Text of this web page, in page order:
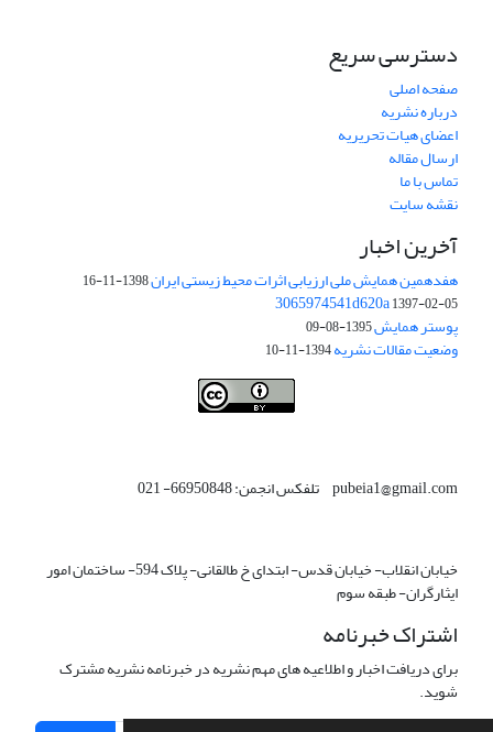
دسترسی سریع
صفحه اصلی
درباره نشریه
اعضای هیات تحریریه
ارسال مقاله
تماس با ما
نقشه سایت
آخرین اخبار
هفدهمین همایش ملی ارزیابی اثرات محیط زیستی ایران1398-11-16
3065974541d620a1397-02-05
پوستر همایش1395-08-09
وضعیت مقالات نشریه1394-11-10
pubeia1@gmail.com تلفکس انجمن: 66950848- 021
خیابان انقلاب- خیابان قدس- ابتدای خ طالقانی- پلاک 594- ساختمان امور
ایثارگران- طبقه سوم
اشتراک خبرنامه
برای دریافت اخبار و اطلاعیه های مهم نشریه در خبرنامه نشریه مشترک
شوید.